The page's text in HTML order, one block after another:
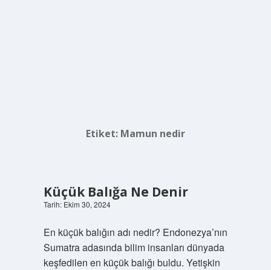
Etiket: Mamun nedir
Küçük Balığa Ne Denir
Tarih: Ekim 30, 2024
En küçük balığın adı nedir? Endonezya’nın
Sumatra adasında bilim insanları dünyada
keşfedilen en küçük balığı buldu. Yetişkin